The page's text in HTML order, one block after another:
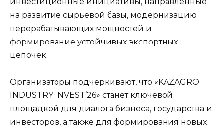
на развитие сырьевой базы, модернизацию
перерабатывающих мощностей и
формирование устойчивых экспортных
цепочек.
Организаторы подчеркивают, что «KAZAGRO
INDUSTRY INVEST’26» станет ключевой
площадкой для диалога бизнеса, государства и
инвесторов, а также для формирования новых